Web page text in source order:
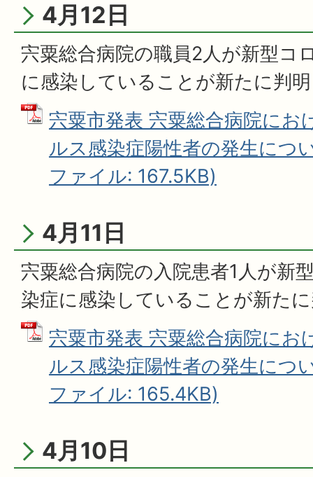
4月12日
宍粟総合病院の職員2人が新型コ
に感染していることが新たに判
宍粟市発表 宍粟総合病院にお
ルス感染症陽性者の発生につ
ファイル: 167.5KB)
4月11日
宍粟総合病院の入院患者1人が新
染症に感染していることが新た
宍粟市発表 宍粟総合病院にお
ルス感染症陽性者の発生につ
ファイル: 165.4KB)
4月10日